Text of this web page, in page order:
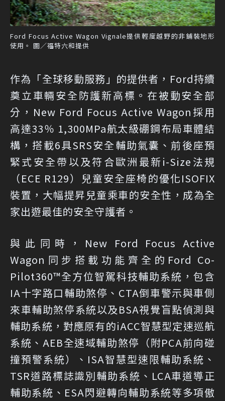
Ford Focus Active Wagon Vignale提供輕度越野的非鋪裝地形
使用。 圖／福特六和提供
作為「全球移動服務」的提供者，Ford持續
奠立車輛安全防護新高標。在被動安全部
分，New Ford Focus Active Wagon採用
高達33％ 1,300MPa航太級硼鋼布局車體結
構，搭載6具SRS安全輔助氣囊、前後座預
緊式安全帶以及符合歐洲最新i-Size法規
（ECE R129）兒童安全座椅的優化ISOFIX
裝置，大幅提昇兒童乘車的安全性，成為全
家出遊最佳的安全守護者。
與此同時，New Ford Focus Active
Wagon同步搭載功能齊全的Ford Co-
Pilot360™全方位智駕科技輔助系統，包含
IA十字路口輔助煞停、CTA倒車警示與車側
來車輔助煞停系統以及BSA視覺盲點偵測與
輔助系統，對應原有的iACC智慧型定速巡航
系統、AEB全速域輔助煞停（附PCA前向碰
撞預警系統）、ISA智慧型速限輔助系統、
TSR道路標誌識別輔助系統、LCA車道導正
輔助系統、ESA閃避轉向輔助系統等多項傲